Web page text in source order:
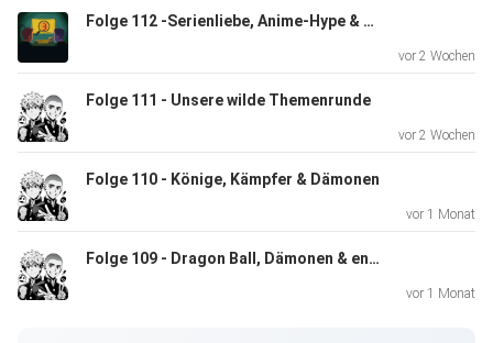
oder bei
Instagram:
zockenundzappen@gmx.de
https://www.instagram.com/vonsoleik
Eddys YT-Account:
Folge 112 -Serienliebe, Anime-Hype & kleine Enttäuschungen
vor 2 Wochen
Folge 111 - Unsere wilde Themenrunde
vor 2 Wochen
Folge 110 - Könige, Kämpfer & Dämonen
vor 1 Monat
Folge 109 - Dragon Ball, Dämonen & enttäuschte Rennfahrer
vor 1 Monat